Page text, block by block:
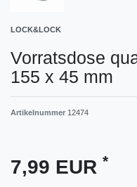
LOCK&LOCK
Vorratsdose
155 x 45 mm
Artikelnummer 12474
7,99 EUR *